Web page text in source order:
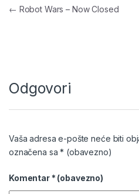
Navigacija objava
← Robot Wars – Now Closed
Odgovori
Vaša adresa e-pošte neće biti
označena sa* (obavezno)
Komentar * (obavezno)